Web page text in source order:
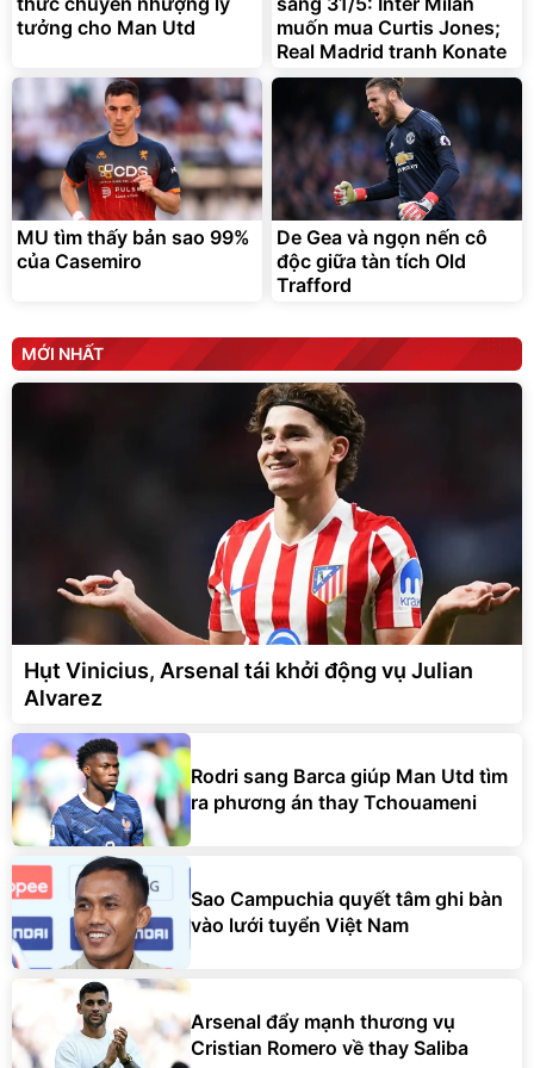
tưởng cho Man Utd
muốn mua Curtis Jones;
Real Madrid tranh Konate
MU tìm thấy bản sao 99%
của Casemiro
De Gea và ngọn nến cô
độc giữa tàn tích Old
Trafford
MỚI NHẤT
Hụt Vinicius, Arsenal tái khởi động vụ Julian
Alvarez
Rodri sang Barca giúp Man Utd tìm
ra phương án thay Tchouameni
Sao Campuchia quyết tâm ghi bàn
vào lưới tuyển Việt Nam
Arsenal đẩy mạnh thương vụ
Cristian Romero về thay Saliba